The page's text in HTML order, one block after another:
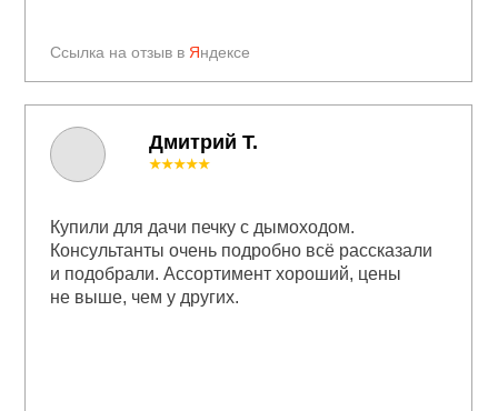
Ссылка на отзыв в Яндексе
★★★★★
Купили для дачи печку с дымоходом.
Консультанты очень подробно всё рассказали
и подобрали. Ассортимент хороший, цены
не выше, чем у других.
Дмитрий Т.